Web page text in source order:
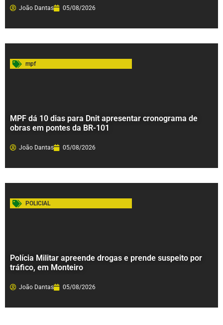
João Dantas 05/08/2026
mpf
MPF dá 10 dias para Dnit apresentar cronograma de
obras em pontes da BR-101
João Dantas 05/08/2026
POLICIAL
Polícia Militar apreende drogas e prende suspeito por
tráfico, em Monteiro
João Dantas 05/08/2026